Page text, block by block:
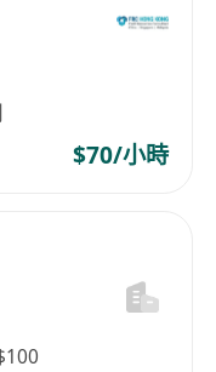
$70/小時